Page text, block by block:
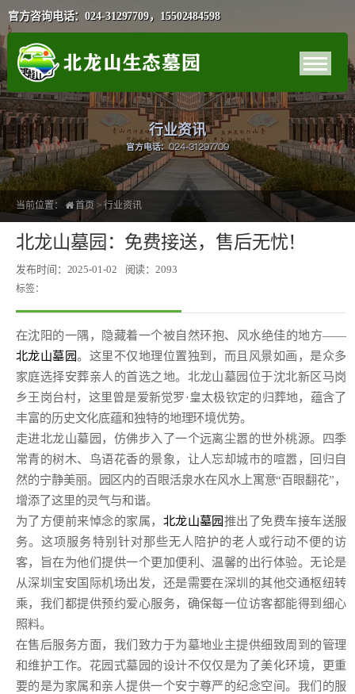
官方咨询电话：024-31297709，15502484598
行业资讯
官方电话：024-31297709
当前位置： 首页 >行业资讯
北龙山墓园：免费接送，售后无忧！
发布时间：2025-01-02 阅读：2093
标签：
在沈阳的一隅，隐藏着一个被自然环抱、风水绝佳的地方——
北龙山墓园。这里不仅地理位置独到，而且风景如画，是众多
家庭选择安葬亲人的首选之地。北龙山墓园位于沈北新区马岗
乡王岗台村，这里曾是爱新觉罗·皇太极钦定的归葬地，蕴含了
丰富的历史文化底蕴和独特的地理环境优势。
走进北龙山墓园，仿佛步入了一个远离尘嚣的世外桃源。四季
常青的树木、鸟语花香的景象，让人忘却城市的喧嚣，回归自
然的宁静美丽。园区内的百眼活泉水在风水上寓意“百眼翻花”，
增添了这里的灵气与和谐。
为了方便前来悼念的家属， 北龙山墓园推出了免费车接车送服
务。这项服务特别针对那些无人陪护的老人或行动不便的访
客，旨在为他们提供一个更加便利、温馨的出行体验。无论是
从深圳宝安国际机场出发，还是需要在深圳的其他交通枢纽转
乘，我们都提供预约爱心服务，确保每一位访客都能得到细心
照料。
在售后服务方面，我们致力于为墓地业主提供细致周到的管理
和维护工作。花园式墓园的设计不仅仅是为了美化环境，更重
要的是为家属和亲人提供一个安宁尊严的纪念空间。我们的服